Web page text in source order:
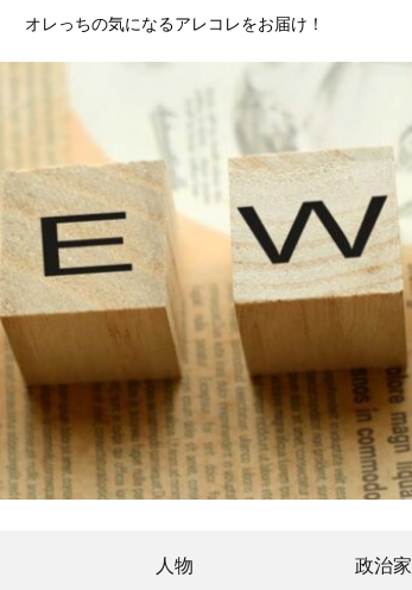
オレっちの気になるアレコレをお届け！
人物 政治家